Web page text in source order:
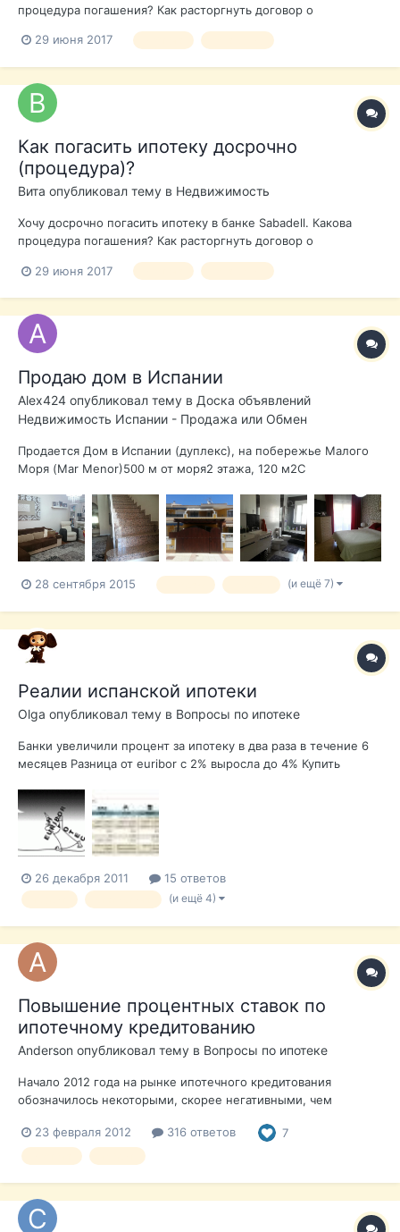
процедура погашения? Как расторгнуть договор о
Сколько времени потребуется для соблюдения всех
29 июня 2017
Как погасить ипотеку досрочно
(процедура)?
Вита опубликовал тему в Недвижимость
Хочу досрочно погасить ипотеку в банке Sabadell. Какова
процедура погашения? Как расторгнуть договор о
Сколько времени потребуется для соблюдения всех
29 июня 2017
Продаю дом в Испании
Alex424 опубликовал тему в Доска объявлений
Недвижимость Испании - Продажа или Обмен
Продается Дом в Испании (дуплекс), на побережье Малого
Моря (Mar Menor)500 м от моря2 этажа, 120 м2С
фирменной сантехникойКухня с большим столом из
натурального дерева, полностью оборудована: большой
холодильник, плита, духовка, стиральная машина, сушк...
28 сентября 2015 (и ещё 7)
Реалии испанской ипотеки
Olga опубликовал тему в Вопросы по ипотеке
Банки увеличили процент за ипотеку в два раза в течение 6
месяцев Разница от euribor c 2% выросла до 4% Купить
месяц условия для получения ипотеки становится все более
и более "кабалистическими". Первое, что делают банки и
сберегательные ка...
26 декабря 2011 15 ответов
(и ещё 4)
Повышение процентных ставок по
ипотечному кредитованию
Anderson опубликовал тему в Вопросы по ипотеке
Начало 2012 года на рынке ипотечного кредитования
обозначилось некоторыми, скорее негативными, чем
что Euribor является главной индексирующей ставкой для
ипотечных кредитов в Испании (порядка 90%) и держится на
23 февраля 2012 316 ответов 7